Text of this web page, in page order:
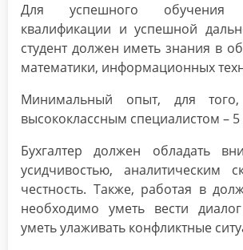
Для успешного
квалификации и успешной
студент должен иметь знания в
математики, информационных
Минимальный опыт, для
высококлассным специалистом – 5
Бухгалтер должен обладать
усидчивостью, аналитическим
честность. Также, работая в
необходимо уметь вести
уметь улаживать конфликтные